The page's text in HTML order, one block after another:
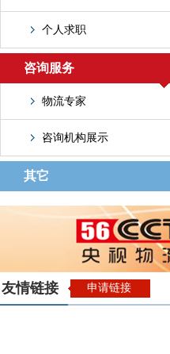
个人求职
咨询服务
物流专家
咨询机构展示
其它
友情链接 申请链接